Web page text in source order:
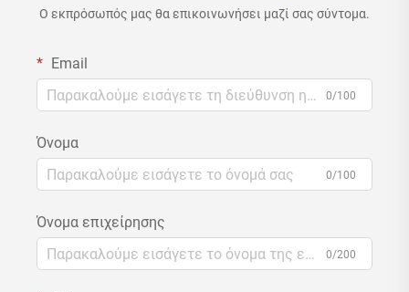
Ο εκπρόσωπός μας θα επικοινωνήσει μαζί σας σύντομα.
Email
0/100
Όνομα
0/100
Όνομα επιχείρησης
0/200